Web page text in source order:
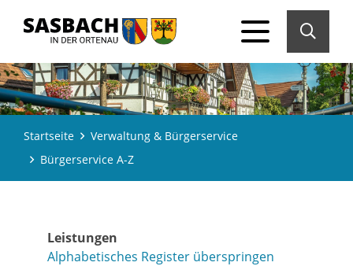
Startseite
Verwaltung & Bürgerservice
Bürgerservice A-Z
Leistungen
Alphabetisches Register überspringen